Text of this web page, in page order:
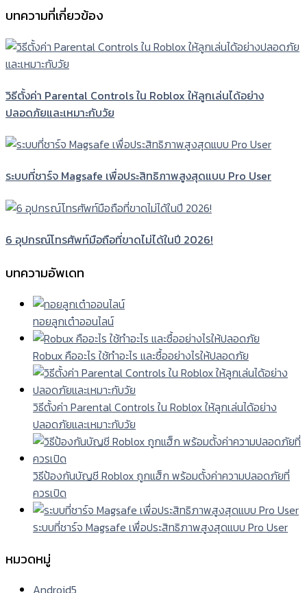
บทความที่เกี่ยวข้อง
วิธีตั้งค่า Parental Controls ใน Roblox ให้ลูกเล่นได้อย่าง
ปลอดภัยและเหมาะกับวัย
ระบบที่ชาร์จ Magsafe เพื่อประสิทธิภาพสูงสุดแบบ Pro User
6 อุปกรณ์โทรศัพท์มือถือที่ขาดไม่ได้ในปี 2026!
บทความอัพเดท
ทอยลูกเต๋าออนไลน์
Robux คืออะไร ใช้ทำอะไร และซื้ออย่างไรให้ปลอดภัย
วิธีตั้งค่า Parental Controls ใน Roblox ให้ลูกเล่นได้อย่าง
ปลอดภัยและเหมาะกับวัย
วิธีป้องกันบัญชี Roblox ถูกแฮ็ก พร้อมตั้งค่าความปลอดภัยที่
ควรเปิด
ระบบที่ชาร์จ Magsafe เพื่อประสิทธิภาพสูงสุดแบบ Pro User
หมวดหมู่